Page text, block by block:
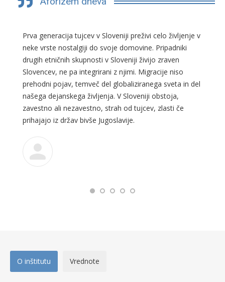
Prva generacija tujcev v Sloveniji preživi celo življenje v
neke vrste nostalgiji do svoje domovine. Pripadniki
drugih etničnih skupnosti v Sloveniji živijo zraven
Slovencev, ne pa integrirani z njimi. Migracije niso
prehodni pojav, temveč del globaliziranega sveta in del
našega dejanskega življenja. V Sloveniji obstoja,
zavestno ali nezavestno, strah od tujcev, zlasti če
prihajajo iz držav bivše Jugoslavije.
O inštitutu Vrednote